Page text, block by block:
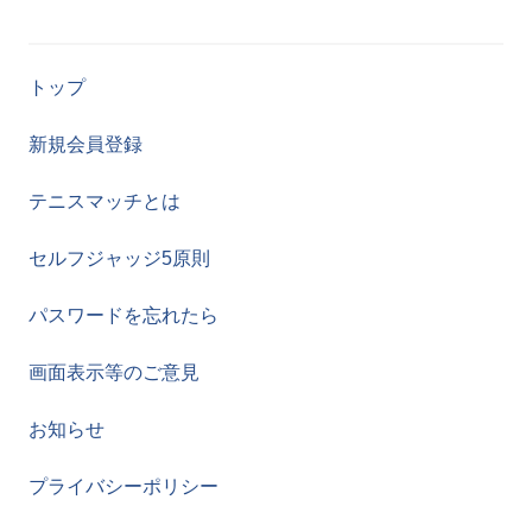
トップ
新規会員登録
テニスマッチとは
セルフジャッジ5原則
パスワードを忘れたら
画面表示等のご意見
お知らせ
プライバシーポリシー